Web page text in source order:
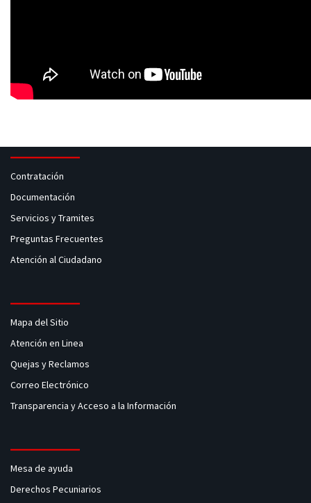
Contratación
Documentación
Servicios y Tramites
Preguntas Frecuentes
Atención al Ciudadano
Mapa del Sitio
Atención en Linea
Quejas y Reclamos
Correo Electrónico
Transparencia y Acceso a la Información
Mesa de ayuda
Derechos Pecuniarios